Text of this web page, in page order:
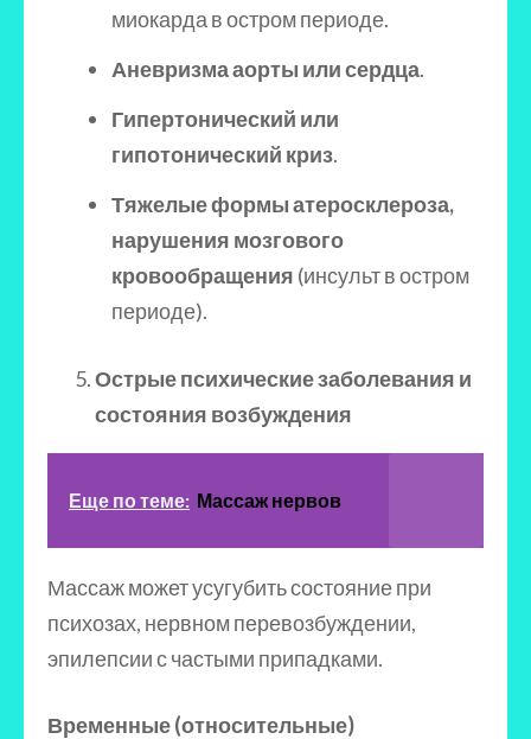
миокарда в остром периоде.
Аневризма аорты или сердца.
Гипертонический или
гипотонический криз.
Тяжелые формы атеросклероза,
нарушения мозгового
кровообращения (инсульт в остром
периоде).
Острые психические заболевания и
состояния возбуждения
Еще по теме: Массаж нервов
Массаж может усугубить состояние при
психозах, нервном перевозбуждении,
эпилепсии с частыми припадками.
Временные (относительные)